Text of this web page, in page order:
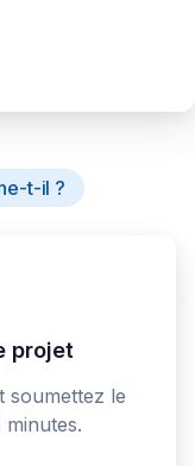
t-il ?
projet
soumettez le